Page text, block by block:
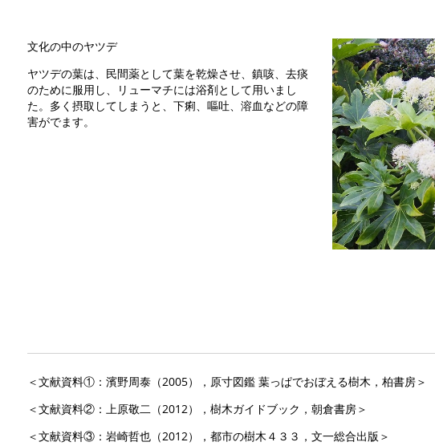
文化の中のヤツデ
ヤツデの葉は、民間薬として葉を乾燥させ、鎮咳、去痰
のために服用し、リューマチには浴剤として用いまし
た。多く摂取してしまうと、下痢、嘔吐、溶血などの障
害がでます。
＜文献資料①：濱野周泰（2005），原寸図鑑 葉っぱでおぼえる樹木，柏書房＞
＜文献資料②：上原敬二（2012），樹木ガイドブック，朝倉書房＞
＜文献資料③：岩崎哲也（2012），都市の樹木４３３，文一総合出版＞